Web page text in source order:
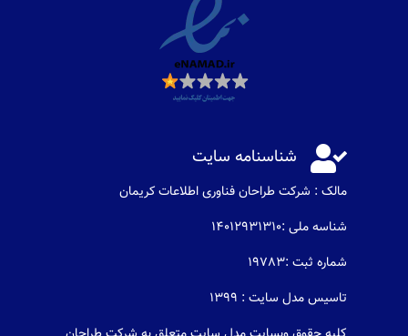
 شناسنامه سایت
مالک : شرکت طراحان فناوری اطلاعات كريمان
شناسه ملی :14012931310
شماره ثبت :19783
تاسیس مدل سایت : 1399